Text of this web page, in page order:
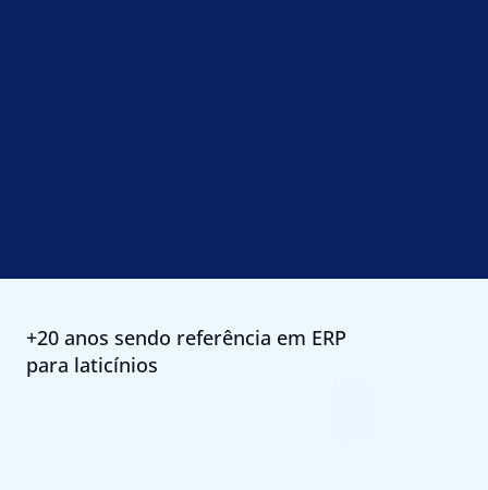
+20 anos sendo referência em ERP
para laticínios